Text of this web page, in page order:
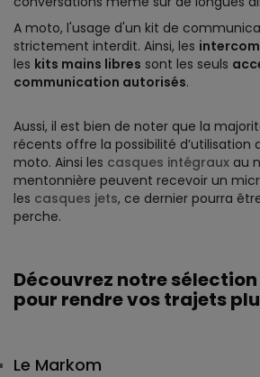
A moto, l'usage d'un kit de
strictement interdit. Ainsi, les
les kits mains libres sont les seuls
communication autorisés.
Aussi, il est bien de noter que la
récents offre la possibilité d’utilisation
moto. Ainsi les casques intégraux au
mentonnière peuvent recevoir un
les casques jets, ce dernier pourra
perche.
Découvrez notre
pour rendre vos trajets
Le Markom